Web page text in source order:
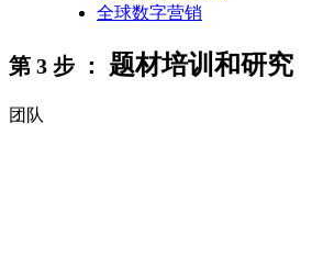
全球数字营销
第 3 步 ： 题材培训和研究
团队